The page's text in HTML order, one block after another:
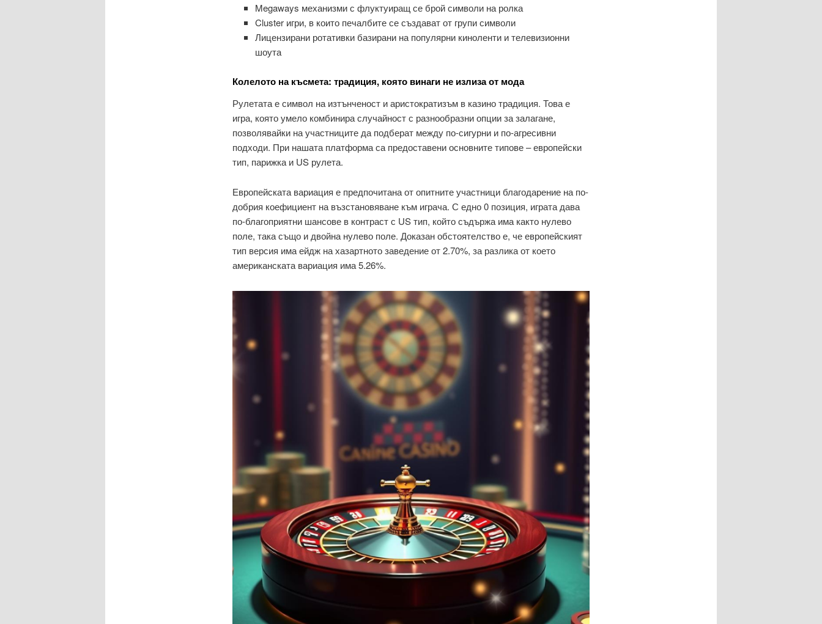
Megaways механизми с флуктуиращ се брой символи на ролка
Cluster игри, в които печалбите се създават от групи символи
Лицензирани ротативки базирани на популярни киноленти и телевизионни
шоута
Колелото на късмета: традиция, която винаги не излиза от мода
Рулетата е символ на изтънченост и аристократизъм в казино традиция. Това е
игра, която умело комбинира случайност с разнообразни опции за залагане,
позволявайки на участниците да подберат между по-сигурни и по-агресивни
подходи. При нашата платформа са предоставени основните типове – европейски
тип, парижка и US рулета.
Европейската вариация е предпочитана от опитните участници благодарение на по-
добрия коефициент на възстановяване към играча. С едно 0 позиция, играта дава
по-благоприятни шансове в контраст с US тип, който съдържа има както нулево
поле, така също и двойна нулево поле. Доказан обстоятелство е, че европейският
тип версия има ейдж на хазартното заведение от 2.70%, за разлика от което
американската вариация има 5.26%.